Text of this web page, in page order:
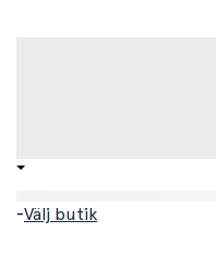
-Välj butik